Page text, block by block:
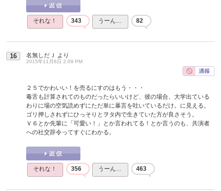
それな！ 343 うーん… 82
16 名無しだＪ より
2015年11月6日 2:09 PM
２５でかわいい！を売るにすのはもう・・・
毒舌も計算されてのものだったらいいけど、彼の場合、大学出ている
わりに場の空気読めずにただ単に暴言を吐いているだけ。に見える。
ゴリ押しされずにひっそりとヲタ内で生きていた方が良さそう。
Ｖ６とか先輩に「可愛い！」とか言われてる！とか言うのも、共演者
への社交辞令ってすぐにわかる。
それな！ 356 うーん… 463